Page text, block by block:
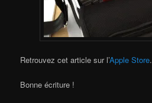
Retrouvez cet article sur l’Apple Store.
Bonne écriture !